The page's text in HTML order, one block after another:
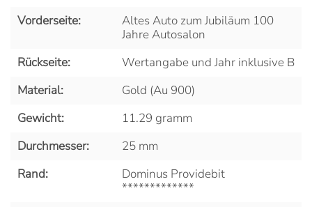
Vorderseite:
Altes Auto zum Jubiläum 100
Jahre Autosalon
Rückseite:
Wertangabe und Jahr inklusive B
Material:
Gold (Au 900)
Gewicht:
11.29 gramm
Durchmesser:
25 mm
Rand:
Dominus Providebit
*************